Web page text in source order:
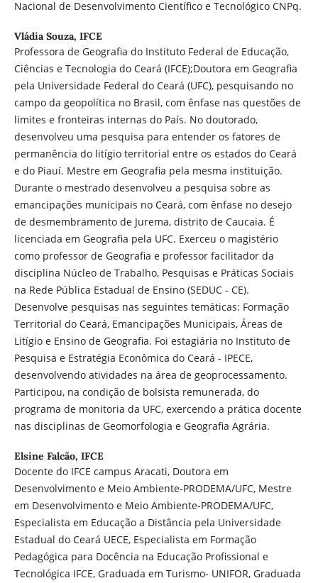
Nacional de Desenvolvimento Científico e Tecnológico CNPq.
Vládia Souza, IFCE
Professora de Geografia do Instituto Federal de Educação,
Ciências e Tecnologia do Ceará (IFCE);Doutora em Geografia
pela Universidade Federal do Ceará (UFC), pesquisando no
campo da geopolítica no Brasil, com ênfase nas questões de
limites e fronteiras internas do País. No doutorado,
desenvolveu uma pesquisa para entender os fatores de
permanência do litígio territorial entre os estados do Ceará
e do Piauí. Mestre em Geografia pela mesma instituição.
Durante o mestrado desenvolveu a pesquisa sobre as
emancipações municipais no Ceará, com ênfase no desejo
de desmembramento de Jurema, distrito de Caucaia. É
licenciada em Geografia pela UFC. Exerceu o magistério
como professor de Geografia e professor facilitador da
disciplina Núcleo de Trabalho, Pesquisas e Práticas Sociais
na Rede Pública Estadual de Ensino (SEDUC - CE).
Desenvolve pesquisas nas seguintes temáticas: Formação
Territorial do Ceará, Emancipações Municipais, Áreas de
Litígio e Ensino de Geografia. Foi estagiária no Instituto de
Pesquisa e Estratégia Econômica do Ceará - IPECE,
desenvolvendo atividades na área de geoprocessamento.
Participou, na condição de bolsista remunerada, do
programa de monitoria da UFC, exercendo a prática docente
nas disciplinas de Geomorfologia e Geografia Agrária.
Elsine Falcão, IFCE
Docente do IFCE campus Aracati, Doutora em
Desenvolvimento e Meio Ambiente-PRODEMA/UFC, Mestre
em Desenvolvimento e Meio Ambiente-PRODEMA/UFC,
Especialista em Educação a Distância pela Universidade
Estadual do Ceará UECE, Especialista em Formação
Pedagógica para Docência na Educação Profissional e
Tecnológica IFCE, Graduada em Turismo- UNIFOR, Graduada